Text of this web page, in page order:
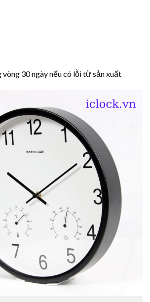
vòng 30 ngày nếu có lỗi từ sản xuất